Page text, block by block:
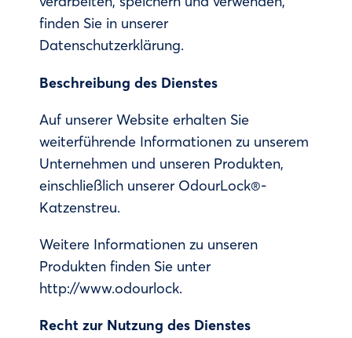
finden Sie in unserer
Datenschutzerklärung.
Beschreibung des Dienstes
Auf unserer Website erhalten Sie
weiterführende Informationen zu unserem
Unternehmen und unseren Produkten,
einschließlich unserer OdourLock®-
Katzenstreu.
Weitere Informationen zu unseren
Produkten finden Sie unter
http://www.odourlock.
Recht zur Nutzung des Dienstes